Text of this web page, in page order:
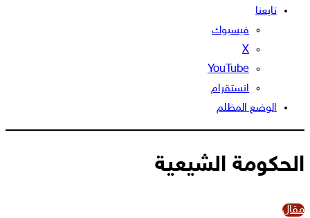
تابعنا
فيسبوك
‫X
‫YouTube
انستقرام
الوضع المظلم
الحكومة الشيعية
مقال